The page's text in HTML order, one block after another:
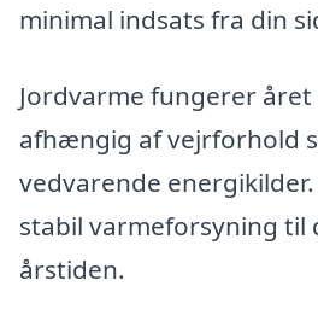
minimal indsats fra din
Jordvarme fungerer
afhængig af vejrforhold
vedvarende
stabil varmeforsyning til
årstiden.